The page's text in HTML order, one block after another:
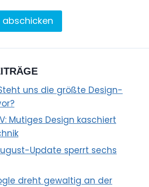
uns die größte Design-
Mutiges Design kaschiert
Update sperrt sechs
dreht gewaltig an der